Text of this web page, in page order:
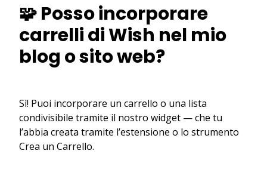
🧩 Posso incorporare
carrelli di Wish nel mio
blog o sito web?
Sì! Puoi incorporare un carrello o una lista
condivisibile tramite il nostro widget — che tu
l’abbia creata tramite l’estensione o lo strumento
Crea un Carrello.